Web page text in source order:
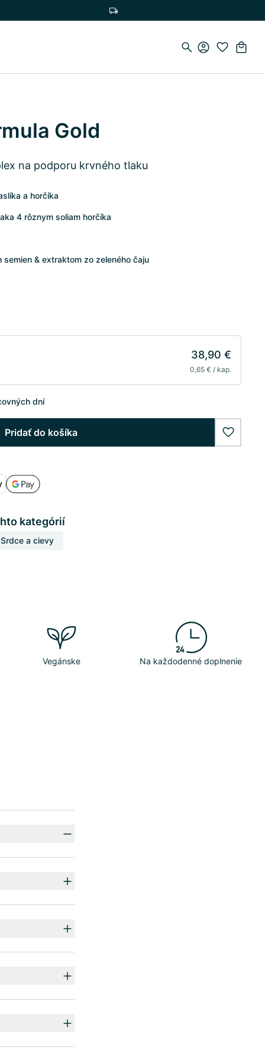
Gold
na podporu krvného tlaku
a horčíka
4 rôznym soliam horčíka
& extraktom zo zeleného čaju
38,90 €
0,65 € / kap.
dní
Pridať do košíka
kategórií
Srdce a cievy
Vegánske Na každodenné doplnenie